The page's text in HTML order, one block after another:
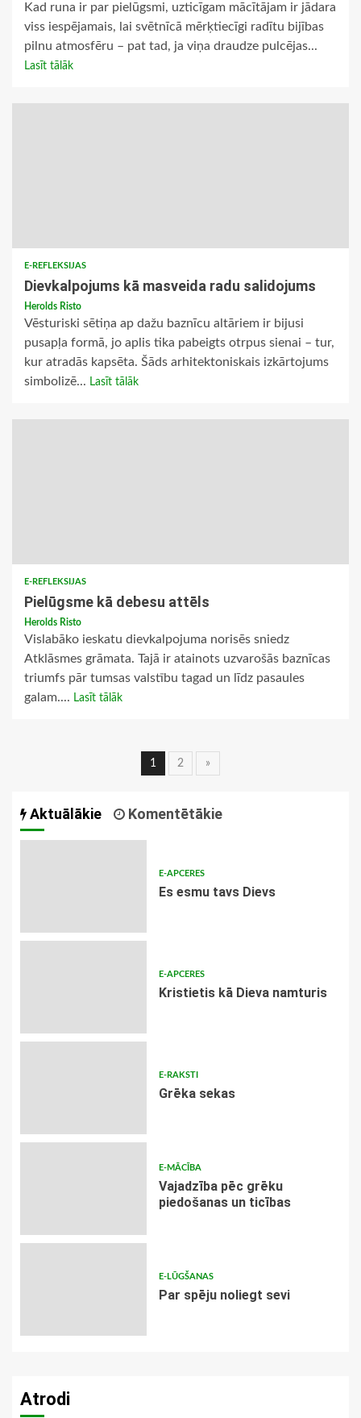
Kad runa ir par pielūgsmi, uzticīgam mācītājam ir jādara
viss iespējamais, lai svētnīcā mērķtiecīgi radītu bijības
pilnu atmosfēru – pat tad, ja viņa draudze pulcējas...
Lasīt tālāk
E-REFLEKSIJAS
Dievkalpojums kā masveida radu salidojums
Herolds Risto
Vēsturiski sētiņa ap dažu baznīcu altāriem ir bijusi
pusapļa formā, jo aplis tika pabeigts otrpus sienai – tur,
kur atradās kapsēta. Šāds arhitektoniskais izkārtojums
simbolizē... Lasīt tālāk
E-REFLEKSIJAS
Pielūgsme kā debesu attēls
Herolds Risto
Vislabāko ieskatu dievkalpojuma norisēs sniedz
Atklāsmes grāmata. Tajā ir atainots uzvarošās baznīcas
triumfs pār tumsas valstību tagad un līdz pasaules
galam.... Lasīt tālāk
Ziņu
1 2 »
Aktuālākie Komentētākie
E-APCERES
Es esmu tavs Dievs
E-APCERES
Kristietis kā Dieva namturis
E-RAKSTI
Grēka sekas
E-MĀCĪBA
Vajadzība pēc grēku
piedošanas un ticības
E-LŪGŠANAS
Par spēju noliegt sevi
Atrodi